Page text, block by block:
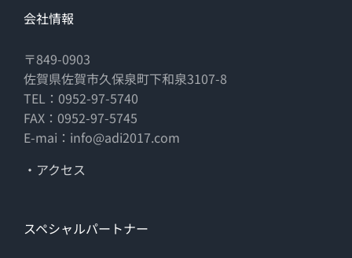
会社情報
〒849-0903
佐賀県佐賀市久保泉町下和泉3107-8
TEL：0952-97-5740
FAX：0952-97-5745
E-mai：info@adi2017.com
・アクセス
スペシャルパートナー